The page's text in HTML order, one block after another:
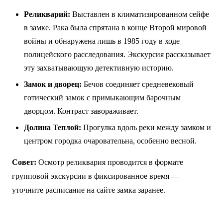
Реликварий: Выставлен в климатизированном сейфе
в замке. Рака была спрятана в конце Второй мировой
войны и обнаружена лишь в 1985 году в ходе
полицейского расследования. Экскурсия рассказывает
эту захватывающую детективную историю.
Замок и дворец: Бечов соединяет средневековый
готический замок с примыкающим барочным
дворцом. Контраст завораживает.
Долина Теплой: Прогулка вдоль реки между замком и
центром городка очаровательна, особенно весной.
Совет: Осмотр реликвария проводится в формате
групповой экскурсии в фиксированное время —
уточните расписание на сайте замка заранее.